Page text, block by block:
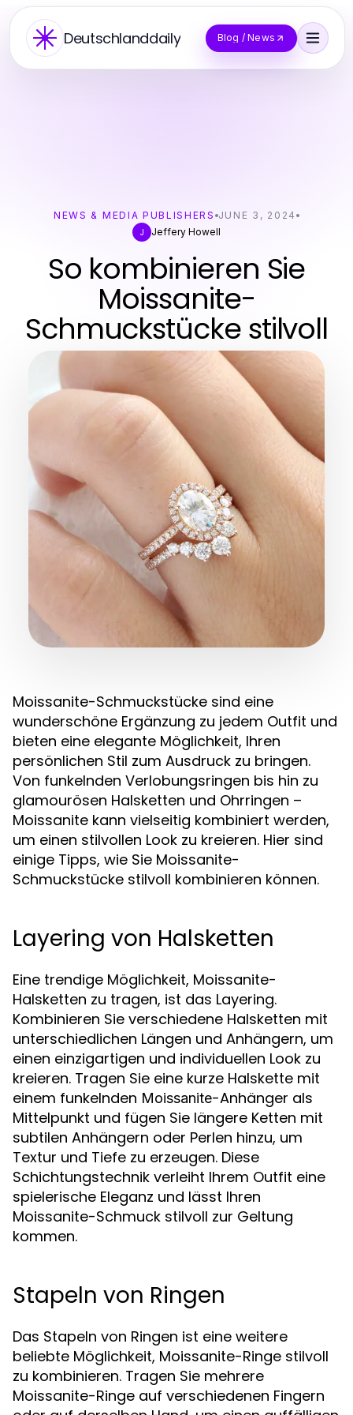
Deutschlanddaily Blog / News
NEWS & MEDIA PUBLISHERS JUNE 3, 2024
J
Jeffery Howell
So kombinieren Sie
Moissanite-
Schmuckstücke stilvoll
Moissanite-Schmuckstücke sind eine
wunderschöne Ergänzung zu jedem Outfit und
bieten eine elegante Möglichkeit, Ihren
persönlichen Stil zum Ausdruck zu bringen.
Von funkelnden Verlobungsringen bis hin zu
glamourösen Halsketten und Ohrringen –
Moissanite kann vielseitig kombiniert werden,
um einen stilvollen Look zu kreieren. Hier sind
einige Tipps, wie Sie Moissanite-
Schmuckstücke stilvoll kombinieren können.
Layering von Halsketten
Eine trendige Möglichkeit, Moissanite-
Halsketten zu tragen, ist das Layering.
Kombinieren Sie verschiedene Halsketten mit
unterschiedlichen Längen und Anhängern, um
einen einzigartigen und individuellen Look zu
kreieren. Tragen Sie eine kurze Halskette mit
einem funkelnden Moissanite-Anhänger als
Mittelpunkt und fügen Sie längere Ketten mit
subtilen Anhängern oder Perlen hinzu, um
Textur und Tiefe zu erzeugen. Diese
Schichtungstechnik verleiht Ihrem Outfit eine
spielerische Eleganz und lässt Ihren
Moissanite-Schmuck stilvoll zur Geltung
kommen.
Stapeln von Ringen
Das Stapeln von Ringen ist eine weitere
beliebte Möglichkeit, Moissanite-Ringe stilvoll
zu kombinieren. Tragen Sie mehrere
Moissanite-Ringe auf verschiedenen Fingern